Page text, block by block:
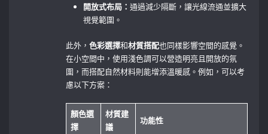
開放式布局：通過減少隔斷，讓光線流通並擴大
視覺範圍。
此外，色彩選擇和材質搭配也同樣影響空間的感覺。
在小空間中，使用淺色調可以營造明亮且開放的氛
圍，而搭配自然材料則能增添溫暖感。例如，可以考
慮以下方案：
顏色選
擇
材質建
議
功能性